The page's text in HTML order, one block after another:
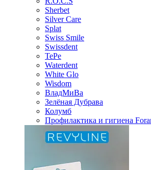
Sherbet
Silver Care
Splat
Swiss Smile
Swissdent
TePe
Waterdent
White Glo
Wisdom
ВладМиВа
Зелёная Дубрава
Колумб
Профилактика и гигиена